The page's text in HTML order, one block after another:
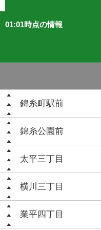
01:01時点の情報
錦糸町駅前
錦糸公園前
太平三丁目
横川三丁目
業平四丁目